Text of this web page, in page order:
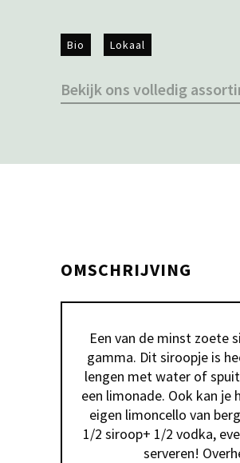
Bio Lokaal
Bekijk ons volledig
OMSCHRIJVING
Een van de minst zoete
gamma. Dit siroopje is
lengen met water of
een limonade. Ook kan je
eigen limoncello van
1/2 siroop+ 1/2 vodka,
serveren!